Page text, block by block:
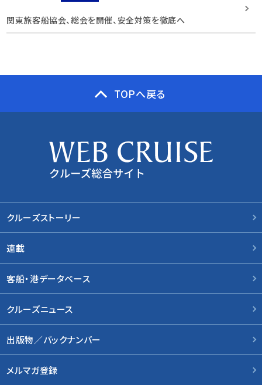
関東旅客船協会、総会を開催、安全対策を徹底へ
TOPへ戻る
クルーズストーリー
連載
客船・港データベース
クルーズニュース
出版物／バックナンバー
メルマガ登録